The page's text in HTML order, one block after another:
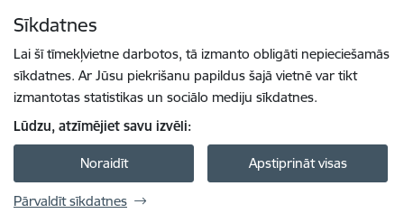
Sīkdatnes
Lai šī tīmekļvietne darbotos, tā izmanto obligāti nepieciešamās
sīkdatnes. Ar Jūsu piekrišanu papildus šajā vietnē var tikt
izmantotas statistikas un sociālo mediju sīkdatnes.
Lūdzu, atzīmējiet savu izvēli:
Noraidīt Apstiprināt visas
Pārvaldīt sīkdatnes